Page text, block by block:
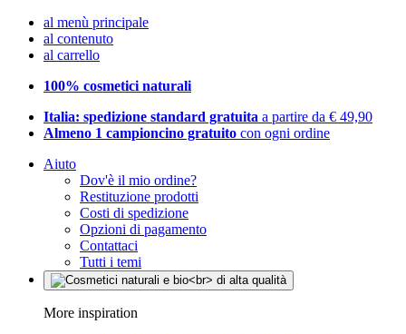
al menù principale
al contenuto
al carrello
100% cosmetici naturali
Italia: spedizione standard gratuita a partire da € 49,90
Almeno 1 campioncino gratuito con ogni ordine
Aiuto
Dov'è il mio ordine?
Restituzione prodotti
Costi di spedizione
Opzioni di pagamento
Contattaci
Tutti i temi
More inspiration